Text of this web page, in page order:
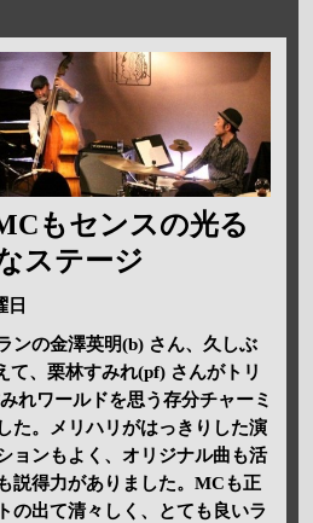
もセンスの光る
ステージ
日
ンの金澤英明(b) さん、久しぶ
て、栗林すみれ(pf) さんがトリ
れワールドを思う存分チャーミ
た。メリハリがはっきりした演
ョンもよく、オリジナル曲も活
説得力がありました。MCも正
の出て清々しく、とても良いラ